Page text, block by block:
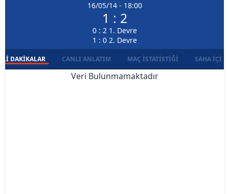
16/05/14 - 18:00
1 : 2
0 : 2 1. Devre
1 : 0 2. Devre
DAKIKALAR CANLI ANLATIM MAÇ İSTATISTIĞI SAHA İÇI
Veri Bulunmamaktadır